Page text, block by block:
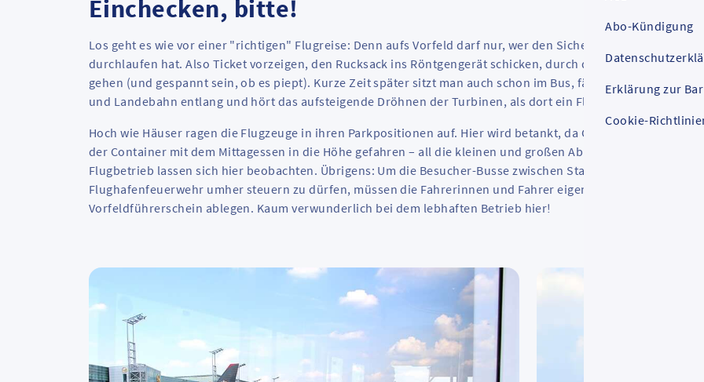
Abo-Kündigung
Erklärung zur
Cookie-
Einchecken, bitte!
Los geht es wie vor einer "richtigen" Flugreise: Denn aufs Vorfeld darf nur, wer den Sicherheitscheck
durchlaufen hat. Also Ticket vorzeigen, den Rucksack ins Röntgengerät schicken, durch den Metalldetektor
gehen (und gespannt sein, ob es piept). Kurze Zeit später sitzt man auch schon im Bus, fährt neben der Start-
und Landebahn entlang und hört das aufsteigende Dröhnen der Turbinen, als dort ein Flieger in die Luft
Hoch wie Häuser ragen die Flugzeuge in ihren Parkpositionen auf. Hier wird betankt, da Gepäck verladen,
der Container mit dem Mittagessen in die Höhe gefahren – all die kleinen und großen Abläufe rund um den
Flugbetrieb lassen sich hier beobachten. Übrigens: Um die Besucher-Busse zwischen Startbahn, Tower und
Flughafenfeuerwehr umher steuern zu dürfen, müssen die Fahrerinnen und Fahrer eigens eine Prüfung für
Vorfeldführerschein ablegen. Kaum verwunderlich bei dem lebhaften Betrieb hier!